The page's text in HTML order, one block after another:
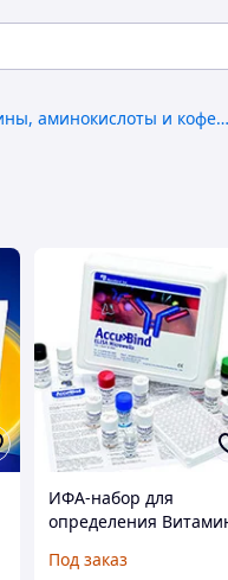
Витамины, аминокислоты и коферменты
ИФА-набор для
определения
США. ИФА-набор
Под заказ